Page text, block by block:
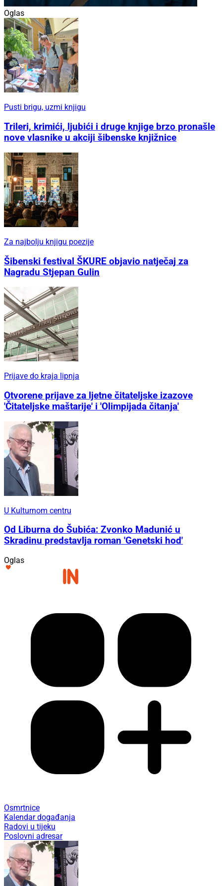
Oglas
Pusti brigu, uzmi knjigu
Trileri, krimići, ljubići i druge knjige brzo pronašle
nove vlasnike u akciji šibenske knjižnice
Za najbolju knjigu poezije
Šibenski festival ŠKURE objavio natječaj za
Nagradu Stjepan Gulin
Prijave do kraja lipnja
Otvorene prijave za ljetne čitateljske izazove
'Čitateljske maštarije' i 'Olimpijada čitanja'
U Kulturnom centru
Od Liburna do Šubića: Zvonko Madunić u
Skradinu predstavlja roman 'Genetski hod'
Oglas
Osmrtnice
Kalendar događanja
Radovi u tijeku
Poslovni adresar